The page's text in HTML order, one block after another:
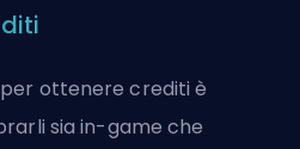
ottenere crediti è
sia in-game che